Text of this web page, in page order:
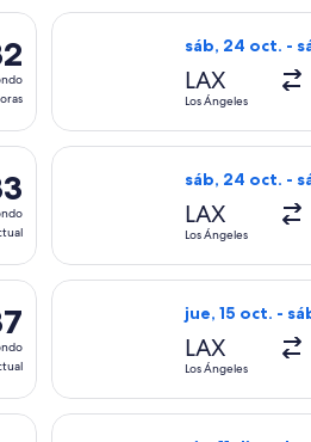
Los Ángeles hacia Nueva
sáb, 24 oct. -
LAX
Los Ángeles
Seleccionar
Ángeles hacia Nueva York, con
sáb, 24 oct. -
LAX
Los Ángeles
Seleccionar
desde Los Ángeles hacia
jue, 15 oct. -
LAX
Los Ángeles
Seleccionar
Los Ángeles hacia Nueva
Seleccionar